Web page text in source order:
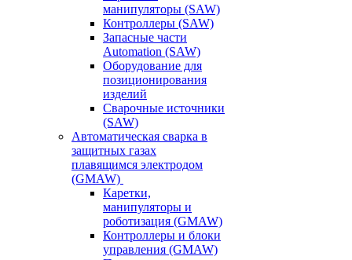
манипуляторы (SAW)
Контроллеры (SAW)
Запасные части
Automation (SAW)
Оборудование для
позиционирования
изделий
Сварочные источники
(SAW)
Автоматическая сварка в
защитных газах
плавящимся электродом
(GMAW)
Каретки,
манипуляторы и
роботизация (GMAW)
Контроллеры и блоки
управления (GMAW)